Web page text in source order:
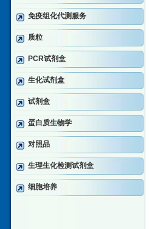
免疫组化代测服务
质粒
PCR试剂盒
生化试剂盒
试剂盒
蛋白质生物学
对照品
生理生化检测试剂盒
细胞培养